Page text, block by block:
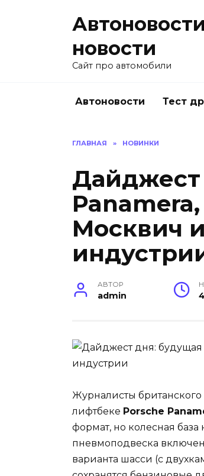
новости
Сайт про автомобили
Автоновости Тест
ГЛАВНАЯ » НОВИНКИ
Москвич
АВТОР
admin
Журналисты
лифтбеке Porsche
формат, но колесная
пневмоподвеска
варианта шасси (с